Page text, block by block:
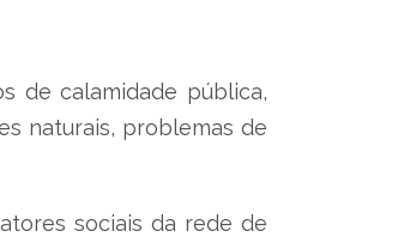
de calamidade pública,
naturais, problemas de
sociais da rede de